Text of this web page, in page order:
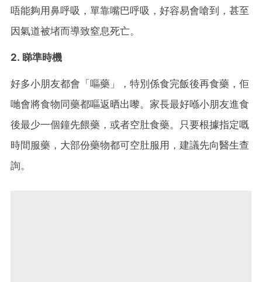
唔能夠用鼻呼吸，單靠嘴巴呼吸，好容易會嗆到，甚至
因氣道被堵而導致窒息死亡。
2. 睇準時機
好多小朋友都會「嘔藥」，特別係食完飯後再食藥，佢
哋會將食物同藥都嘔返晒出嚟。家長最好喺小朋友進食
後最少一個鐘先餵藥，或者空肚食藥。只要根據指定嘅
時間服藥，大部份藥物都可空肚服用，建議先向醫生查
詢。